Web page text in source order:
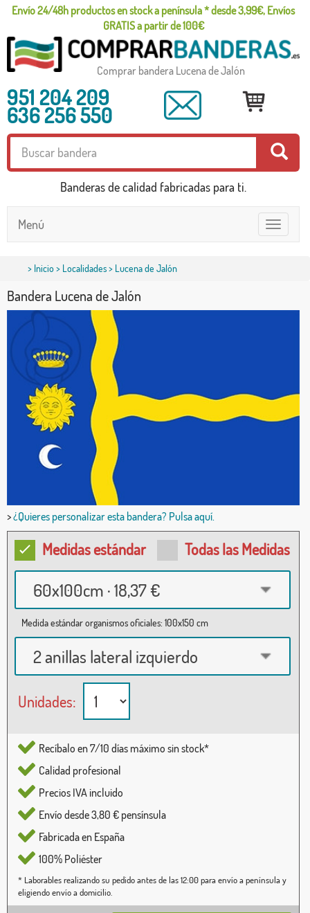
Envío 24/48h productos en stock a península * desde 3,99€, Envíos
GRATIS a partir de 100€
Comprar bandera Lucena de Jalón
951 204 209
636 256 550
Banderas de calidad fabricadas para ti.
Toggle
navigation
Menú
> Inicio> Localidades> Lucena de Jalón
Bandera Lucena de Jalón
>¿Quieres personalizar esta bandera? Pulsa aquí.
Medidas estándar Todas las Medidas
60x100cm · 18,37 €
Medida estándar organismos oficiales: 100x150 cm
2 anillas lateral izquierdo
Unidades:
Recíbalo en 7/10 días máximo sin stock*
Calidad profesional
Precios IVA incluido
Envío desde 3,80 € pensínsula
Fabricada en España
100% Poliéster
* Laborables realizando su pedido antes de las 12:00 para envío a península y
eligiendo envío a domicilio.